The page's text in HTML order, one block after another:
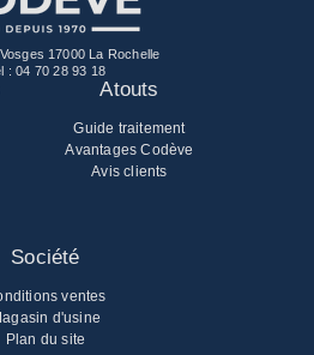
17000 La Rochelle
:04 70 28 93 18
Atouts
Guide traitement
Avantages Codève
Avis clients
Société
ventes
d'usine
Plan du site